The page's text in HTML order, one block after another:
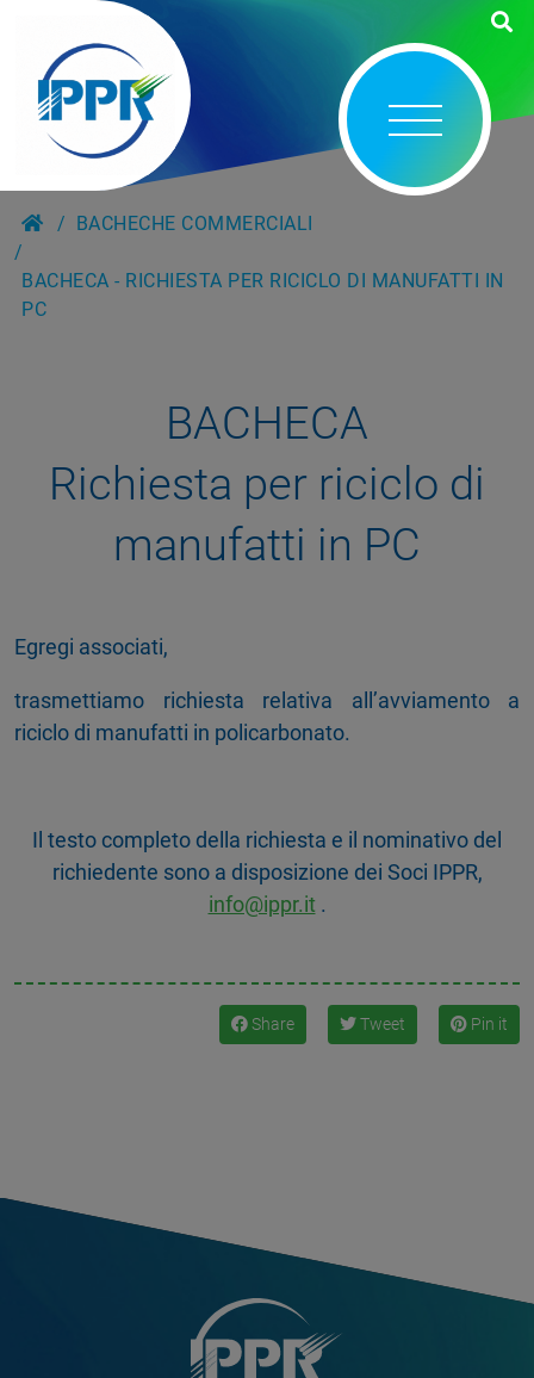
BACHECHE COMMERCIALI
BACHECA - RICHIESTA PER RICICLO DI MANUFATTI IN
PC
BACHECA
Richiesta per riciclo di
manufatti in PC
Egregi associati,
trasmettiamo richiesta relativa all’avviamento a
riciclo di manufatti in policarbonato.
Il testo completo della richiesta e il nominativo del
richiedente sono a disposizione dei Soci IPPR,
info@ippr.it .
Share Tweet Pin it